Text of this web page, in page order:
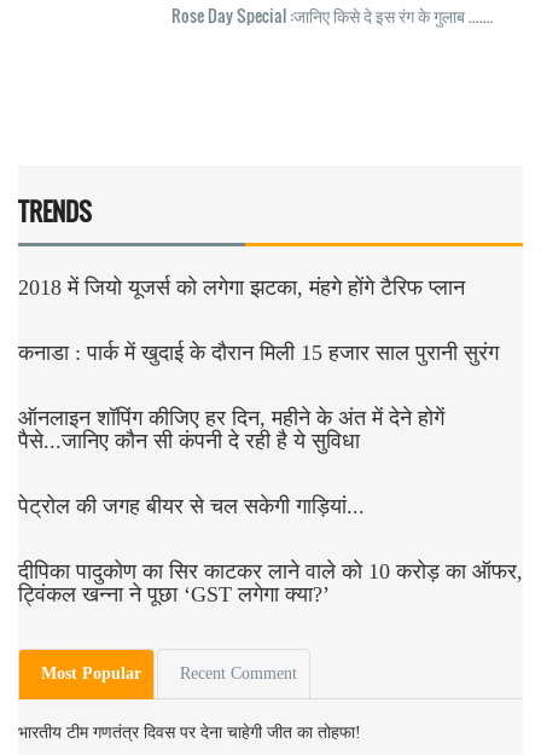
Rose Day Special :जानिए किसे दे इस रंग के गुलाब .......
TRENDS
2018 में जियो यूजर्स को लगेगा झटका, मंहगे होंगे टैरिफ प्लान
कनाडा : पार्क में खुदाई के दौरान मिली 15 हजार साल पुरानी सुरंग
ऑनलाइन शॉपिंग कीजिए हर दिन, महीने के अंत में देने होगें
पैसे...जानिए कौन सी कंपनी दे रही है ये सुविधा
पेट्रोल की जगह बीयर से चल सकेगी गाड़ियां...
दीपिका पादुकोण का सिर काटकर लाने वाले को 10 करोड़ का ऑफर,
ट्विंकल खन्ना ने पूछा ‘GST लगेगा क्या?’
Most Popular Recent Comment
भारतीय टीम गणतंत्र दिवस पर देना चाहेगी जीत का तोहफा!